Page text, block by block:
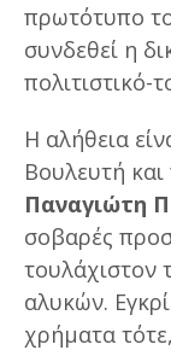
πρωτότυπο
συνδεθεί η
πολιτιστικό-
Η αλήθεια
Bουλευτή
Παναγιώτη
σοβαρές
τουλάχιστον
αλυκών.
χρήματα